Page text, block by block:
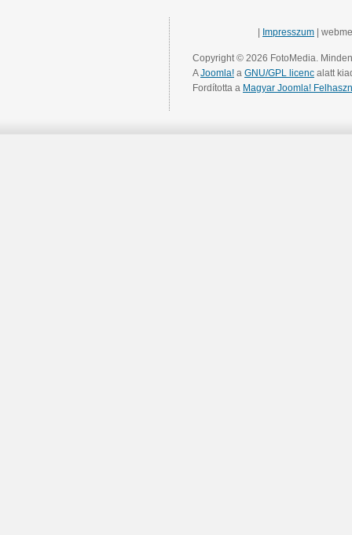
Impresszum |
Copyright © 2026 FotoMedia.
AJoomla! a GNU/GPL licenc alatt
Fordította a Magyar Joomla!